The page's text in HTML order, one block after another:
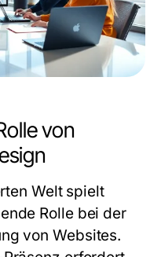
von
Welt spielt
Rolle bei der
von Websites.